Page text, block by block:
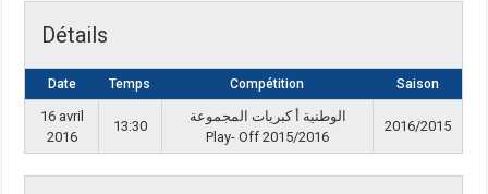
Détails
Date Temps Compétition Saison
16 avril
2016
13:30
الوطنية أ كبريات المجموعة
Play- Off 2015/2016
2016/2015